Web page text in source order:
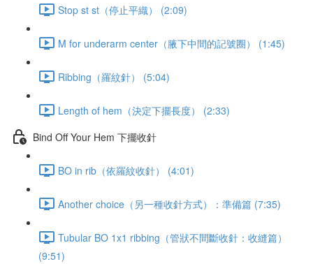
Stop st st（停止平織） (2:09)
M for underarm center（腋下中間的記號圈） (1:45)
Ribbing（羅紋針） (5:04)
Length of hem（決定下擺長度） (2:33)
Bind Off Your Hem 下擺收針
BO in rib（依羅紋收針） (4:01)
Another choice（另一種收針方式）：準備篇 (7:35)
Tubular BO 1x1 ribbing（管狀不間斷收針：收縫篇）
(9:51)